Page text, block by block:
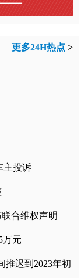
更多24H热点 >
主投诉
合维权声明
万元
推迟到2023年初